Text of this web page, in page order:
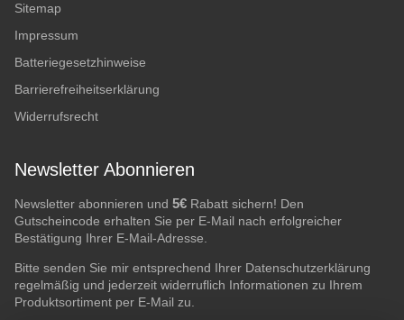
Sitemap
Impressum
Batteriegesetzhinweise
Barrierefreiheitserklärung
Widerrufsrecht
Newsletter Abonnieren
Newsletter abonnieren und 5€ Rabatt sichern! Den
Gutscheincode erhalten Sie per E-Mail nach erfolgreicher
Bestätigung Ihrer E-Mail-Adresse.
Bitte senden Sie mir entsprechend Ihrer Datenschutzerklärung
regelmäßig und jederzeit widerruflich Informationen zu Ihrem
Produktsortiment per E-Mail zu.